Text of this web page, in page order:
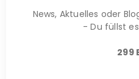
News, Aktuelles oder
- Du füllst
299